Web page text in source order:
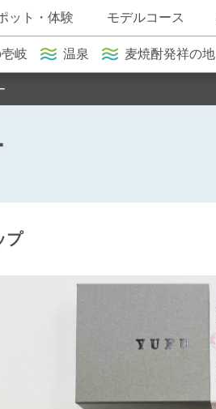
ット・体験 モデルコース
岐 温泉 麦焼酎発祥の地
プ